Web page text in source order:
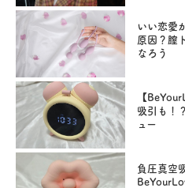
いい恋愛
原因？膣
なろう
【
吸引も！
ュー
負圧真空